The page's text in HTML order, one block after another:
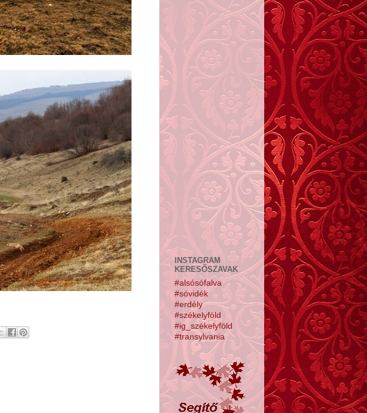
INSTAGRAM
KERESŐSZAVAK
#alsósófalva
#sóvidék
#erdély
#székelyföld
#ig_székelyföld
#transylvania